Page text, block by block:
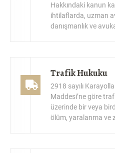
ihtilaflarda, uzman
danışmanlık ve
2918 sayılı
Maddesi’ne göre
üzerinde bir veya
ölüm, yaralanma ve